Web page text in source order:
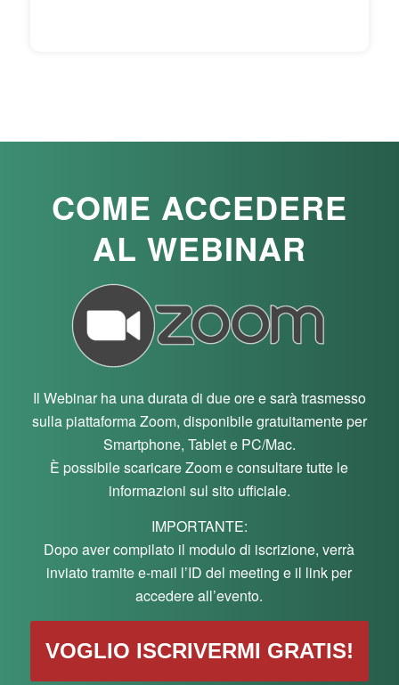
COME ACCEDERE
AL WEBINAR
Il Webinar ha una durata di due ore e sarà trasmesso
sulla piattaforma Zoom, disponibile gratuitamente per
Smartphone, Tablet e PC/Mac.
È possibile scaricare Zoom e consultare tutte le
informazioni sul sito ufficiale.
IMPORTANTE:
Dopo aver compilato il modulo di iscrizione, verrà
inviato tramite e-mail l’ID del meeting e il link per
accedere all’evento.
VOGLIO ISCRIVERMI GRATIS!